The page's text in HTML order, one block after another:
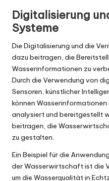
Digitalisierung
Systeme
Die Digitalisierung und die
dazu beitragen, die
Wasserinformationen zu
Durch die Verwendung von
Sensoren, künstlicher
können
analysiert und bereitgestellt
beitragen, die
zu gestalten.
Ein Beispiel für die
der Wasserwirtschaft ist die
um die Wasserqualität in